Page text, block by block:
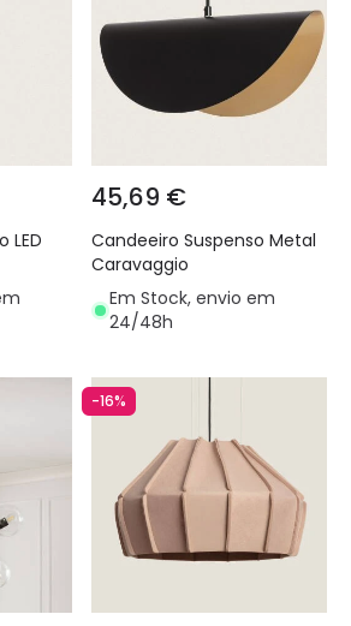
LED
45,69 €
Candeeiro Suspenso Metal
Caravaggio
Em Stock, envio em
24/48h
-16%